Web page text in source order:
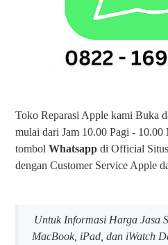
Toko Reparasi Apple kami Buka
mulai dari Jam 10.00 Pagi - 10.00
tombol Whatsapp di Official
dengan Customer Service Apple
Untuk Informasi Harga Jasa
MacBook, iPad, dan iWatch